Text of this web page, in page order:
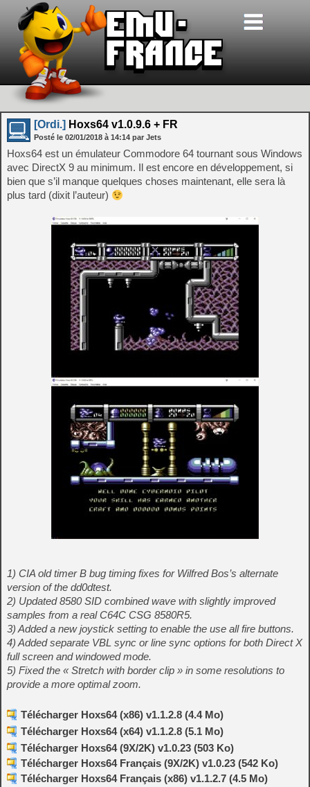
[Ordi.] Hoxs64 v1.0.9.6 + FR
Posté le 02/01/2018 à 14:14 par Jets
Hoxs64 est un émulateur Commodore 64 tournant sous Windows
avec DirectX 9 au minimum. Il est encore en développement, si
bien que s’il manque quelques choses maintenant, elle sera là
plus tard (dixit l’auteur)
1) CIA old timer B bug timing fixes for Wilfred Bos’s alternate
version of the dd0dtest.
2) Updated 8580 SID combined wave with slightly improved
samples from a real C64C CSG 8580R5.
3) Added a new joystick setting to enable the use all fire buttons.
4) Added separate VBL sync or line sync options for both Direct X
full screen and windowed mode.
5) Fixed the « Stretch with border clip » in some resolutions to
provide a more optimal zoom.
Télécharger Hoxs64 (x86) v1.1.2.8 (4.4 Mo)
Télécharger Hoxs64 (x64) v1.1.2.8 (5.1 Mo)
Télécharger Hoxs64 (9X/2K) v1.0.23 (503 Ko)
Télécharger Hoxs64 Français (9X/2K) v1.0.23 (542 Ko)
Télécharger Hoxs64 Français (x86) v1.1.2.7 (4.5 Mo)